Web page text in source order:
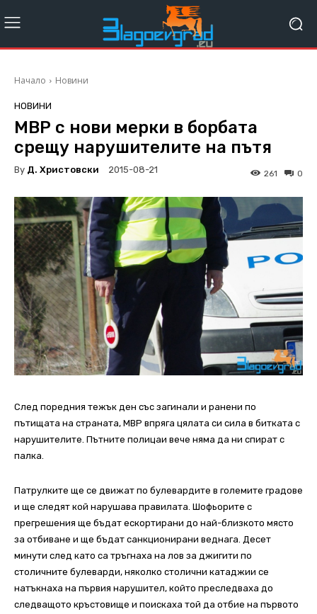
Начало Новини
НОВИНИ
МВР с нови мерки в борбата
срещу нарушителите на пътя
By Д. Христовски 2015-08-21 0
261
След поредния тежък ден със загинали и ранени по
пътищата на страната, МВР впряга цялата си сила в битката с
нарушителите. Пътните полицаи вече няма да ни спират с
палка.
Патрулките ще се движат по булевардите в големите градове
и ще следят кой нарушава правилата. Шофьорите с
прегрешения ще бъдат ескортирани до най-близкото място
за отбиване и ще бъдат санкционирани веднага. Десет
минути след като са тръгнаха на лов за джигити по
столичните булеварди, няколко столични катаджии се
натъкнаха на първия нарушител, който преследваха до
следващото кръстовище и поискаха той да отбие на първото